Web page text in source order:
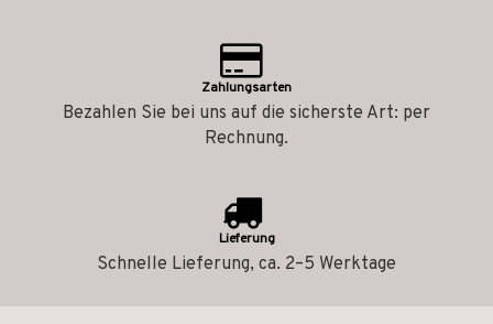
Zahlungsarten
Bezahlen Sie bei uns auf die sicherste Art: per
Rechnung.
Lieferung
Schnelle Lieferung, ca. 2–5 Werktage